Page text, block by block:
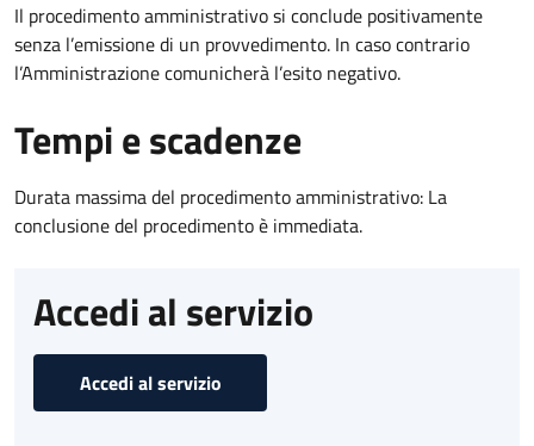
Il procedimento amministrativo si conclude positivamente
senza l’emissione di un provvedimento. In caso contrario
l’Amministrazione comunicherà l’esito negativo.
Tempi e scadenze
Durata massima del procedimento amministrativo: La
conclusione del procedimento è immediata.
Accedi al servizio
Accedi al servizio